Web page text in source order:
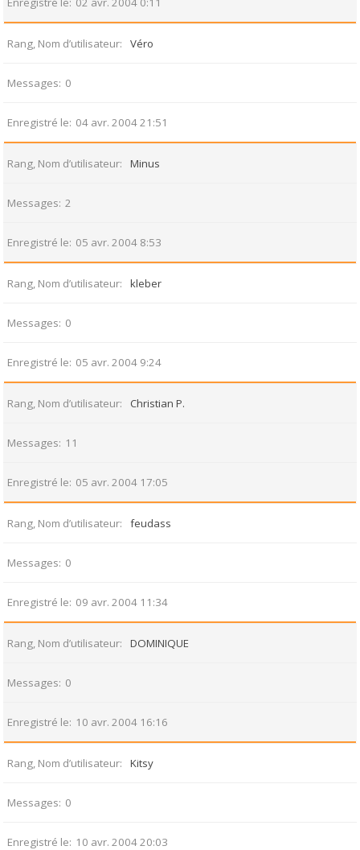
Rang, Nom d’utilisateur Véro
Messages 0
Enregistré le 04 avr. 2004 21:51
Rang, Nom d’utilisateur Minus
Messages 2
Enregistré le 05 avr. 2004 8:53
Rang, Nom d’utilisateur kleber
Messages 0
Enregistré le 05 avr. 2004 9:24
Rang, Nom d’utilisateur Christian P.
Messages 11
Enregistré le 05 avr. 2004 17:05
Rang, Nom d’utilisateur feudass
Messages 0
Enregistré le 09 avr. 2004 11:34
Rang, Nom d’utilisateur DOMINIQUE
Messages 0
Enregistré le 10 avr. 2004 16:16
Rang, Nom d’utilisateur Kitsy
Messages 0
Enregistré le 10 avr. 2004 20:03